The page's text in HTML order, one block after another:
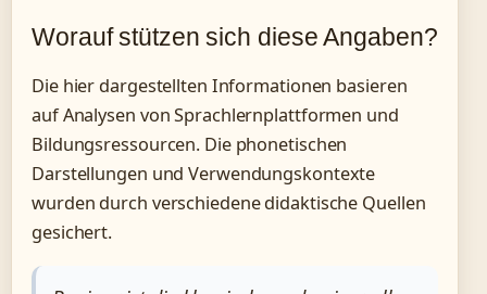
Worauf stützen sich diese Angaben?
Die hier dargestellten Informationen basieren
auf Analysen von Sprachlernplattformen und
Bildungsressourcen. Die phonetischen
Darstellungen und Verwendungskontexte
wurden durch verschiedene didaktische Quellen
gesichert.